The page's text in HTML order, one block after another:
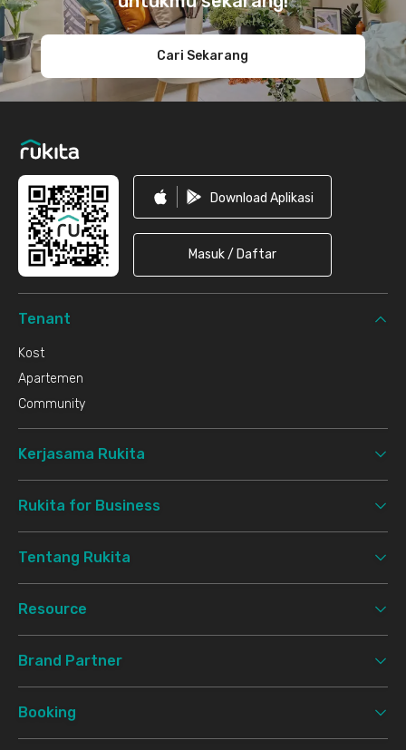
Cari Sekarang
Download Aplikasi
Masuk / Daftar
Tenant
Kost
Apartemen
Community
Kerjasama Rukita
Rukita for Business
Tentang Rukita
Resource
Brand Partner
Booking